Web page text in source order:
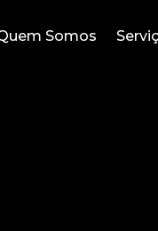
Somos